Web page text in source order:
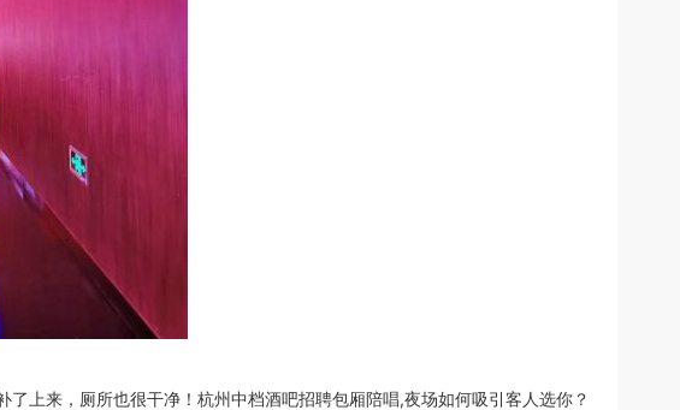
上来，厕所也很干净！杭州中档酒吧招聘包厢陪唱,夜场如何吸引客人选你？